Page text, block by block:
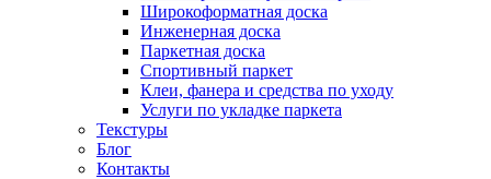
Широкоформатная доска
Инженерная доска
Паркетная доска
Спортивный паркет
Клеи, фанера и средства по уходу
Услуги по укладке паркета
Текстуры
Блог
Контакты